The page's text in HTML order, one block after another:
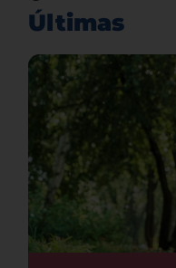
Últimas